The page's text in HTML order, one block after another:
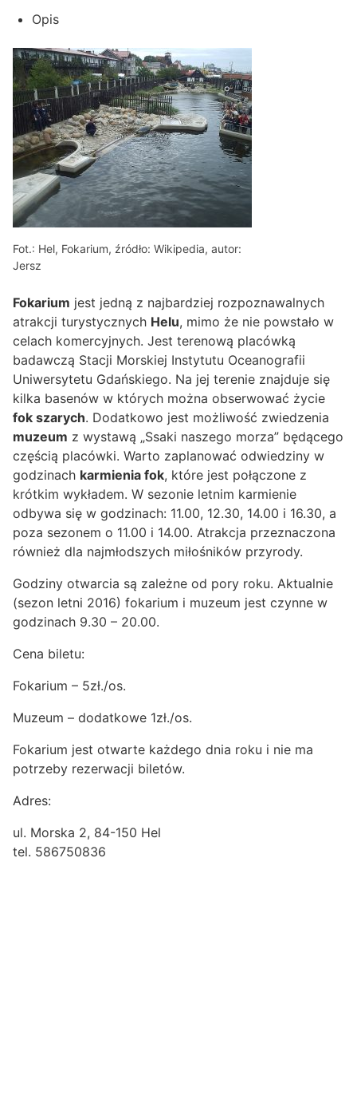
Opis
Fot.: Hel, Fokarium, źródło: Wikipedia, autor:
Jersz
Fokarium jest jedną z najbardziej rozpoznawalnych
atrakcji turystycznych Helu, mimo że nie powstało w
celach komercyjnych. Jest terenową placówką
badawczą Stacji Morskiej Instytutu Oceanografii
Uniwersytetu Gdańskiego. Na jej terenie znajduje się
kilka basenów w których można obserwować życie
fok szarych. Dodatkowo jest możliwość zwiedzenia
muzeum z wystawą „Ssaki naszego morza” będącego
częścią placówki. Warto zaplanować odwiedziny w
godzinach karmienia fok, które jest połączone z
krótkim wykładem. W sezonie letnim karmienie
odbywa się w godzinach: 11.00, 12.30, 14.00 i 16.30, a
poza sezonem o 11.00 i 14.00. Atrakcja przeznaczona
również dla najmłodszych miłośników przyrody.
Godziny otwarcia są zależne od pory roku. Aktualnie
(sezon letni 2016) fokarium i muzeum jest czynne w
godzinach 9.30 – 20.00.
Cena biletu:
Fokarium – 5zł./os.
Muzeum – dodatkowe 1zł./os.
Fokarium jest otwarte każdego dnia roku i nie ma
potrzeby rezerwacji biletów.
Adres:
ul. Morska 2, 84-150 Hel
tel. 586750836